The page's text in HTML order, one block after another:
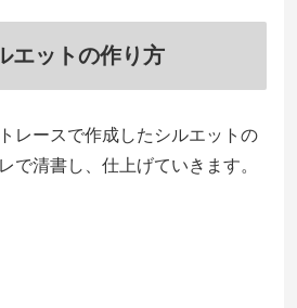
エットの作り方
レースで作成したシルエットの
で清書し、仕上げていきます。